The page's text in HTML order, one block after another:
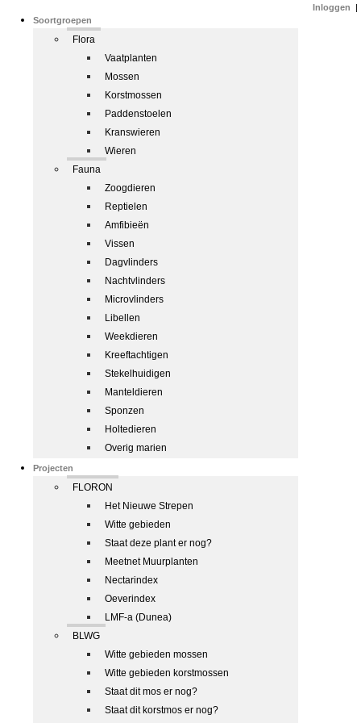
Soortgroepen
Flora
Vaatplanten
Mossen
Korstmossen
Paddenstoelen
Kranswieren
Wieren
Fauna
Zoogdieren
Reptielen
Amfibieën
Vissen
Dagvlinders
Nachtvlinders
Microvlinders
Libellen
Weekdieren
Kreeftachtigen
Stekelhuidigen
Manteldieren
Sponzen
Holtedieren
Overig marien
Projecten
FLORON
Het Nieuwe Strepen
Witte gebieden
Staat deze plant er nog?
Meetnet Muurplanten
Nectarindex
Oeverindex
LMF-a (Dunea)
BLWG
Witte gebieden mossen
Witte gebieden korstmossen
Staat dit mos er nog?
Staat dit korstmos er nog?
Inloggen |